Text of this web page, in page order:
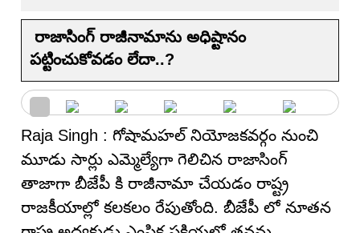
రాజాసింగ్ రాజీనామాను అధిష్టానం
పట్టించుకోవడం లేదా..?
Raja Singh : గోషామహల్ నియోజకవర్గం నుంచి
మూడు సార్లు ఎమ్మెల్యేగా గెలిచిన రాజాసింగ్
తాజాగా బీజేపీ కి రాజీనామా చేయడం రాష్ట్ర
రాజకీయాల్లో కలకలం రేపుతోంది. బీజేపీ లో నూతన